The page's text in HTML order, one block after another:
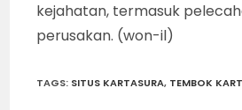
kejahatan, termasuk
perusakan. (won-il)
TAGS: SITUS KARTASURA, TEMBOK